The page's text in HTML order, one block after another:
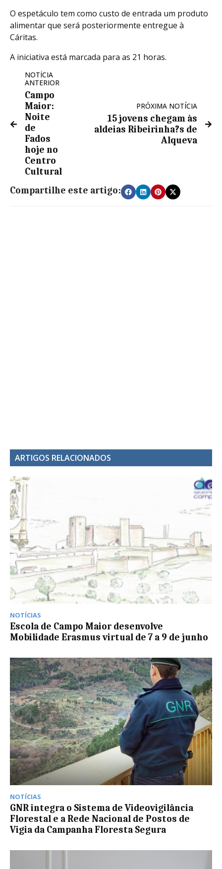
O espetáculo tem como custo de entrada um produto
alimentar que será posteriormente entregue à
Cáritas.
A iniciativa está marcada para as 21 horas.
NOTÍCIA
ANTERIOR
Campo
Maior:
Noite
de
Fados
hoje no
Centro
Cultural
PRÓXIMA NOTÍCIA
15 jovens chegam às
aldeias Ribeirinha?s de
Alqueva
Compartilhe este artigo:
ARTIGOS RELACIONADOS
NOTÍCIAS
Escola de Campo Maior desenvolve
Mobilidade Erasmus virtual de 7 a 9 de junho
NOTÍCIAS
GNR integra o Sistema de Videovigilância
Florestal e a Rede Nacional de Postos de
Vigia da Campanha Floresta Segura